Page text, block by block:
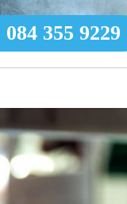
355 9229